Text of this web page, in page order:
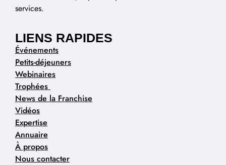
services.
LIENS RAPIDES
Événements
Petits-déjeuners
Webinaires
Trophées
News de la Franchise
Vidéos
Expertise
Annuaire
À propos
Nous contacter